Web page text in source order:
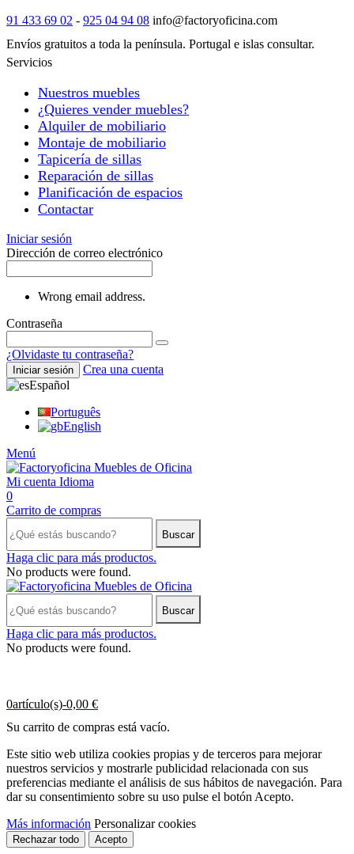
91 433 69 02 - 925 04 94 08 info@factoryoficina.com
Envíos gratuitos a toda la península. Portugal e islas consultar.
Servicios
Nuestros muebles
¿Quieres vender muebles?
Alquiler de mobiliario
Montaje de mobiliario
Tapicería de sillas
Reparación de sillas
Planificación de espacios
Contactar
Iniciar sesión
Dirección de correo electrónico
Wrong email address.
Contraseña
¿Olvidaste tu contraseña?
Iniciar sesión
Crea una cuenta
Español
Português
English
Menú
Mi cuenta Idioma
0
Carrito de compras
Buscar
Haga clic para más productos.
No products were found.
Buscar
Haga clic para más productos.
No products were found.
0artículo(s)-0,00 €
Su carrito de compras está vacío.
Este sitio web utiliza cookies propias y de terceros para mejorar
nuestros servicios y mostrarle publicidad relacionada con sus
preferencias mediante el análisis de sus hábitos de navegación. Para
dar su consentimiento sobre su uso pulse el botón Acepto.
Más información Personalizar cookies
Rechazar todo Acepto